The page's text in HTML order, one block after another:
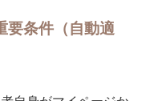
要条件（自動適